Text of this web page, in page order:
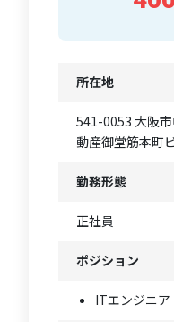
所在地
541-0053 大阪
動産御堂筋本町
勤務形態
正社員
ポジション
ITエンジニア